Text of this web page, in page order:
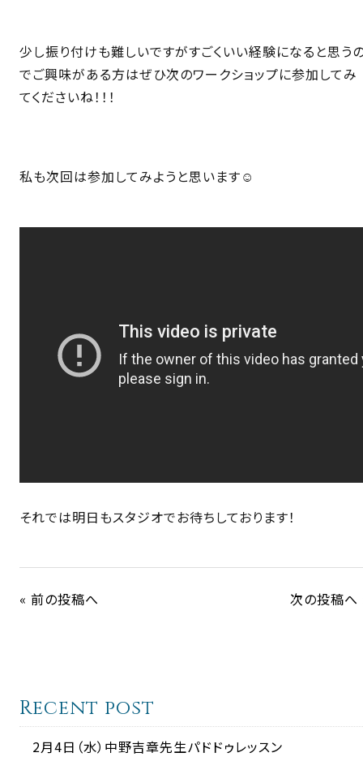
少し振り付けも難しいですがすごくいい経験になると思う
でご興味がある方はぜひ次のワークショップに参加してみ
てくださいね！！！
私も次回は参加してみようと思います☺️
それでは明日もスタジオでお待ちしております！
« 前の投稿へ 次の投稿へ
Recent post
2月4日（水）中野吉章先生パドドゥレッスン